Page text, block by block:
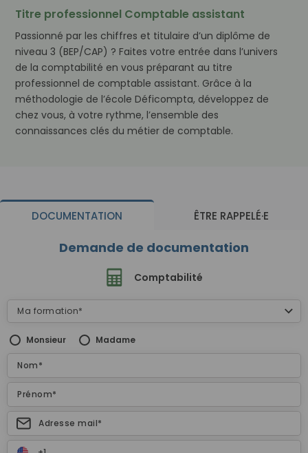
Titre professionnel Comptable assistant
Passionné par les chiffres et titulaire d’un diplôme de
niveau 3 (BEP/CAP) ? Faites votre entrée dans l’univers
de la comptabilité en vous préparant au titre
professionnel de comptable assistant. Grâce à la
méthodologie de l’école Déficompta, développez de
chez vous, à votre rythme, l’ensemble des
connaissances clés du métier de comptable.
DOCUMENTATION ÊTRE RAPPELÉ·E
Demande de documentation
Comptabilité
Monsieur Madame